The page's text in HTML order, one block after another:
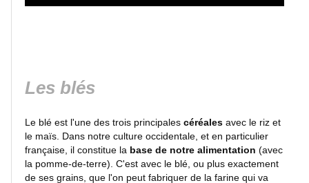
France
Les blés
Le blé est l'une des trois principales céréales avec le riz et
le maïs. Dans notre culture occidentale, et en particulier
française, il constitue la base de notre alimentation (avec
la pomme-de-terre). C'est avec le blé, ou plus exactement
de ses grains, que l'on peut fabriquer de la farine qui va